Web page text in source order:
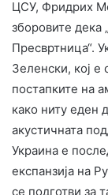
ЦСУ, Фридрих
зборовите дека
Пресвртница“.
Зеленски, кој е
постапките на
како ниту еден
акустичната
Украина е
експанзија на
се подготви за